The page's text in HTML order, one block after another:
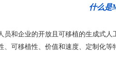
什么是
和企业的开放且可移植的生成式
可移植性、价值和速度、定制化